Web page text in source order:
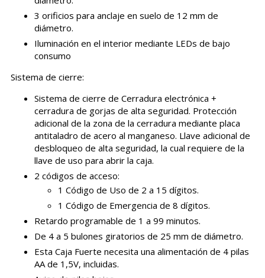
3 orificios para anclaje en suelo de 12 mm de
diámetro.
Iluminación en el interior mediante LEDs de bajo
consumo
Sistema de cierre:
Sistema de cierre de Cerradura electrónica +
cerradura de gorjas de alta seguridad. Protección
adicional de la zona de la cerradura mediante placa
antitaladro de acero al manganeso. Llave adicional de
desbloqueo de alta seguridad, la cual requiere de la
llave de uso para abrir la caja.
2 códigos de acceso:
1 Código de Uso de 2 a 15 dígitos.
1 Código de Emergencia de 8 dígitos.
Retardo programable de 1 a 99 minutos.
De 4 a 5 bulones giratorios de 25 mm de diámetro.
Esta Caja Fuerte necesita una alimentación de 4 pilas
AA de 1,5V, incluidas.